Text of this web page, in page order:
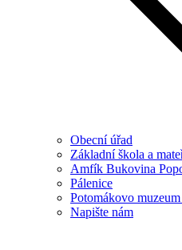
Obecní úřad
Základní škola a
Amfík Bukovina
Pálenice
Potomákovo
Napište nám